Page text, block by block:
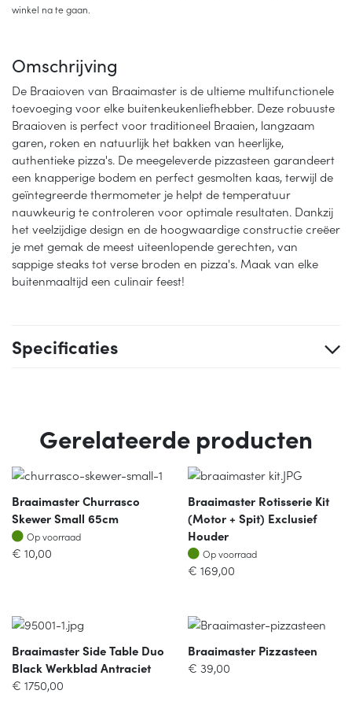
winkel na te gaan.
Omschrijving
De Braaioven van Braaimaster is de ultieme multifunctionele
toevoeging voor elke buitenkeukenliefhebber. Deze robuuste
Braaioven is perfect voor traditioneel Braaien, langzaam
garen, roken en natuurlijk het bakken van heerlijke,
authentieke pizza's. De meegeleverde pizzasteen garandeert
een knapperige bodem en perfect gesmolten kaas, terwijl de
geïntegreerde thermometer je helpt de temperatuur
nauwkeurig te controleren voor optimale resultaten. Dankzij
het veelzijdige design en de hoogwaardige constructie creëer
je met gemak de meest uiteenlopende gerechten, van
sappige steaks tot verse broden en pizza's. Maak van elke
buitenmaaltijd een culinair feest!
Specificaties
Gerelateerde producten
Braaimaster Churrasco
Skewer Small 65cm
Op voorraad
Op voorraad
€ 10,00
Braaimaster Rotisserie Kit
(motor + Spit) Exclusief
Houder
Op voorraad
Op voorraad
€ 169,00
Braaimaster Side Table Duo
Black Werkblad Antraciet
€ 1750,00
Braaimaster Pizzasteen
€ 39,00